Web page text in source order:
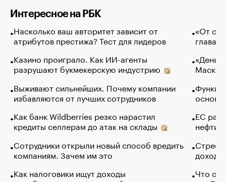
Интересное на РБК
Насколько ваш авторитет зависит от
атрибутов престижа? Тест для лидеров
Казино проиграло. Как ИИ-агенты
разрушают букмекерскую индустрию
Выживают сильнейших. Почему компании
избавляются от лучших сотрудников
Как банк Wildberries резко нарастил
кредиты селлерам до атак на склады
Сотрудники открыли новый способ вредить
компаниям. Зачем им это
Как налоговики ищут доходы
«От
глава
Маск в
основ
ЕС
нефти
Что